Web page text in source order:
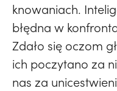
knowaniach.
błędna w
Zdało się oczom
ich poczytano za
nas za